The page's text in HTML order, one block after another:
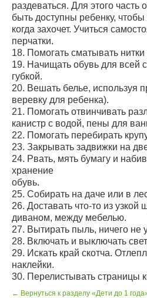
раздеваться. Для этого
быть доступны ребенку,
когда захочет. Учиться
перчатки.
18. Помогать сматывать нитки
19. Начищать обувь для всей
губкой.
20. Вешать белье, используя
веревку для ребенка).
21. Помогать отвинчивать
канистр с водой, пены для
22. Помогать перебирать
23. Закрывать задвижки на
24. Рвать, мять бумагу и
хранение
обувь.
25. Собирать на даче или в
26. Доставать что-то из
диваном, между мебелью.
27. Вытирать пыль, ничего не
28. Включать и выключать
29. Искать край скотча.
наклейки.
30. Перелистывать страницы
← Вернуться к разделу «Дети до 1